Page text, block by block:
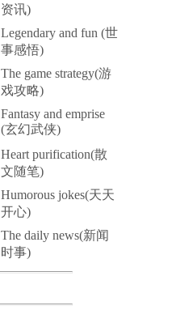
资讯)
Legendary and fun (世
事感悟)
The game strategy(游
戏攻略)
Fantasy and emprise
(玄幻武侠)
Heart purification(散
文随笔)
Humorous jokes(天天
开心)
The daily news(新闻
时事)